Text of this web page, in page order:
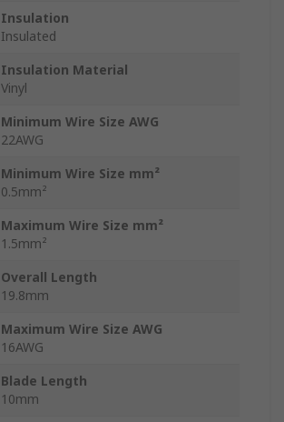
Insulation
Insulated
Insulation Material
Vinyl
Minimum Wire Size AWG
22AWG
Minimum Wire Size mm²
0.5mm²
Maximum Wire Size mm²
1.5mm²
Overall Length
19.8mm
Maximum Wire Size AWG
16AWG
Blade Length
10mm